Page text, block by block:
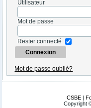
Utilisateur
Mot de passe
Rester connecté
Mot de passe oublié?
CSBE |
Copyright